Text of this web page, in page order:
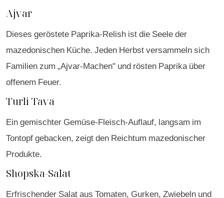
Ajvar
Dieses geröstete Paprika-Relish ist die Seele der
mazedonischen Küche. Jeden Herbst versammeln sich
Familien zum „Ajvar-Machen" und rösten Paprika über
offenem Feuer.
Turli Tava
Ein gemischter Gemüse-Fleisch-Auflauf, langsam im
Tontopf gebacken, zeigt den Reichtum mazedonischer
Produkte.
Shopska-Salat
Erfrischender Salat aus Tomaten, Gurken, Zwiebeln und